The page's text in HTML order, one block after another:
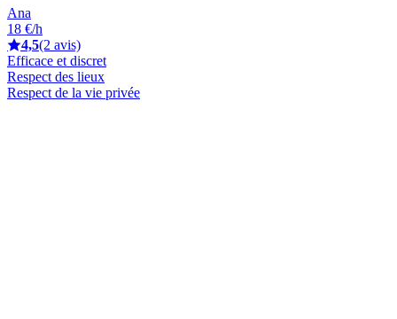
Ana
18 €/h
4,5(2 avis)
Efficace et discret
Respect des lieux
Respect de la vie privée